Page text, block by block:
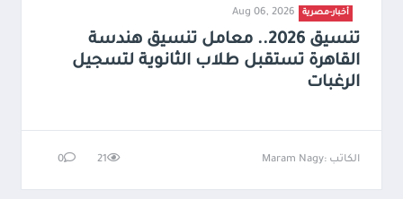
أخبار-مصرية Aug 06, 2026
تنسيق 2026.. معامل تنسيق هندسة
القاهرة تستقبل طلاب الثانوية لتسجيل
الرغبات
الكاتب :Maram Nagy 21
0